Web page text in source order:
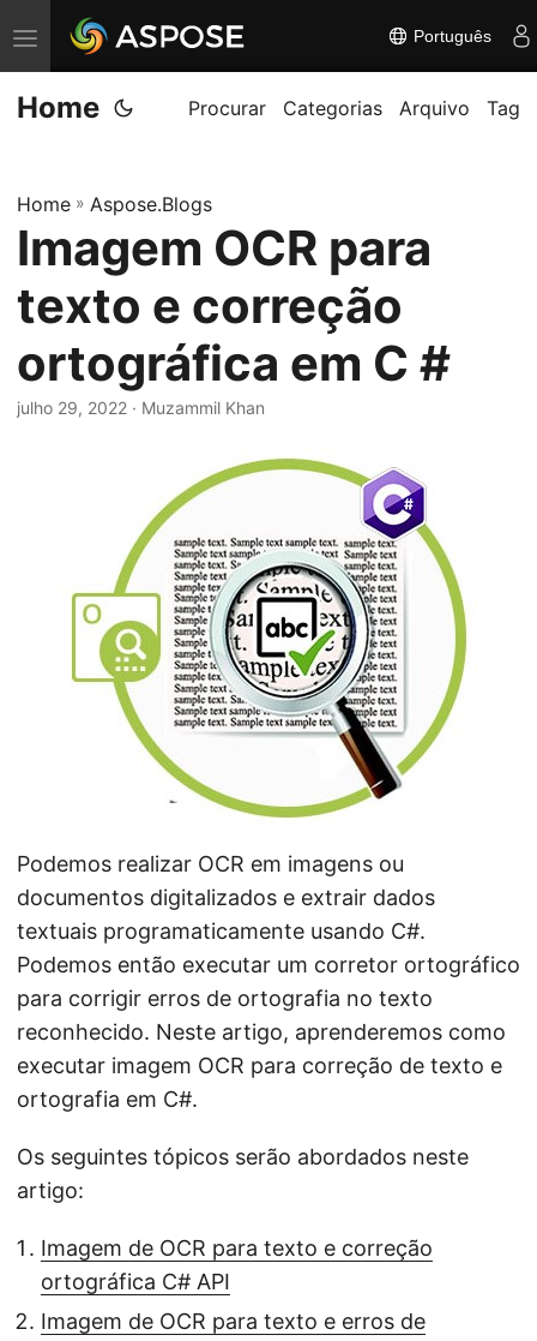
A
l
t
n
a
n
v
e
Português
Home Procurar Categorias Arquivo Tag
Home » Aspose.Blogs
Imagem OCR para
texto e correção
ortográfica em C #
julho 29, 2022 · Muzammil Khan
Podemos realizar OCR em imagens ou
documentos digitalizados e extrair dados
textuais programaticamente usando C#.
Podemos então executar um corretor ortográfico
para corrigir erros de ortografia no texto
reconhecido. Neste artigo, aprenderemos como
executar imagem OCR para correção de texto e
ortografia em C#.
Os seguintes tópicos serão abordados neste
artigo:
Imagem de OCR para texto e correção
ortográfica C# API
Imagem de OCR para texto e erros de